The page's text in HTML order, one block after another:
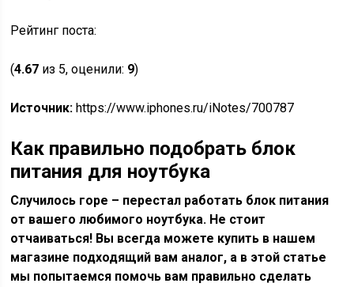
Рейтинг поста:
(4.67 из 5, оценили: 9)
Источник:https://www.iphones.ru/iNotes/700787
Как правильно подобрать блок
питания для ноутбука
Случилось горе – перестал работать блок питания
от вашего любимого ноутбука. Не стоит
отчаиваться! Вы всегда можете купить в нашем
магазине подходящий вам аналог, а в этой статье
мы попытаемся помочь вам правильно сделать